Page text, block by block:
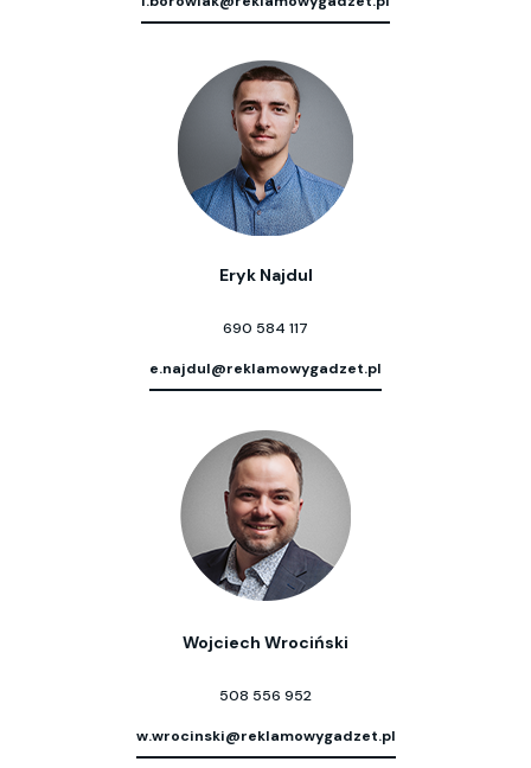
Eryk Najdul
690 584 117
e.najdul@reklamowygadzet.pl
Wojciech Wrociński
508 556 952
w.wrocinski@reklamowygadzet.pl